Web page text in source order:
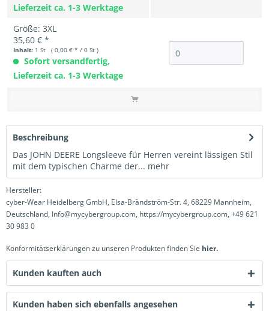
Lieferzeit ca. 1-3 Werktage
Größe: 3XL
35,60 € *
Inhalt: 1 St ( 0,00 € * / 0 St )
Sofort versandfertig,
Lieferzeit ca. 1-3 Werktage
Beschreibung
Das JOHN DEERE Longsleeve für Herren vereint lässigen Stil
mit dem typischen Charme der... mehr
Hersteller:
cyber-Wear Heidelberg GmbH, Elsa-Brändström-Str. 4, 68229 Mannheim,
Deutschland, Info@mycybergroup.com, https://mycybergroup.com, +49 621
30 983 0
Konformitätserklärungen zu unseren Produkten finden Sie hier.
Kunden kauften auch
Kunden haben sich ebenfalls angesehen